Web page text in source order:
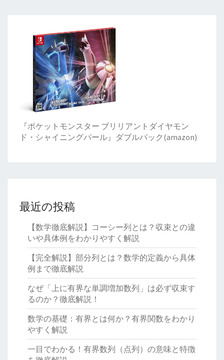
『ポケットモンスター ブリリアントダイヤモン
ド・シャイニングパール』ダブルパック(amazon)
最近の投稿
【数学徹底解説】コーシー列とは？収束との違
いや具体例をわかりやすく解説
【完全解説】部分列とは？数学的定義から具体
例まで徹底解説
なぜ「上に有界な単調増加数列」は必ず収束す
るのか？徹底解説！
数学の基礎：有界とは何か？有界関数をわかり
やすく解説
一目でわかる！有界数列（点列）の意味と特徴